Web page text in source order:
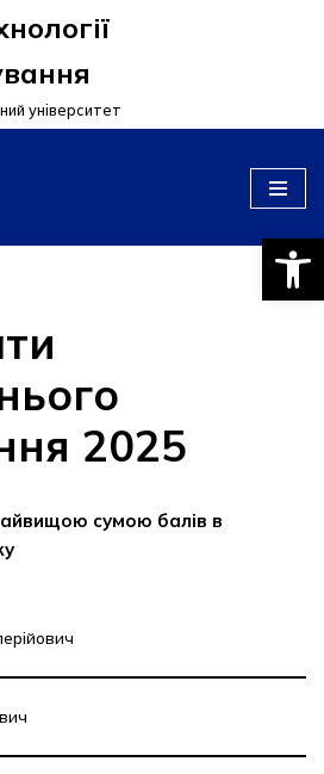
університет
2025
сумою балів в